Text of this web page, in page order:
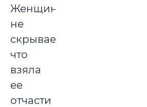
Женщина
не
скрывает,
что
взяла
ее
отчасти